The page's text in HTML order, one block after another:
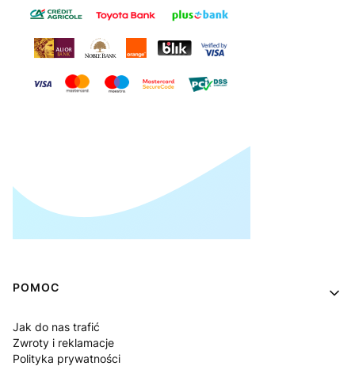
Linki w stopce
POMOC
Jak do nas trafić
Zwroty i reklamacje
Polityka prywatności